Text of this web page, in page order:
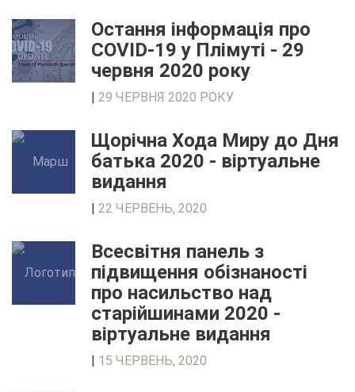
Остання інформація про
COVID-19 у Плімуті - 29
червня 2020 року
29 ЧЕРВНЯ 2020 РОКУ
Щорічна Хода Миру до Дня
батька 2020 - віртуальне
видання
22 ЧЕРВЕНЬ, 2020
Всесвітня панель з
підвищення обізнаності
про насильство над
старійшинами 2020 -
віртуальне видання
15 ЧЕРВЕНЬ, 2020